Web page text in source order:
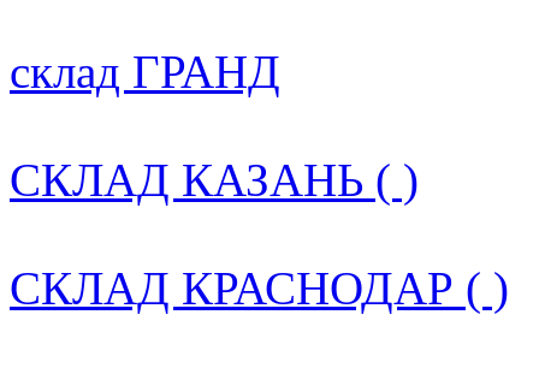
склад ГРАНД
СКЛАД КАЗАНЬ ( )
СКЛАД КРАСНОДАР ( )